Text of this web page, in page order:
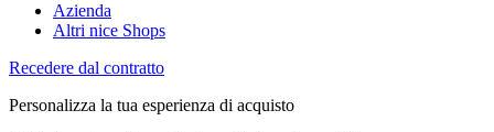
Azienda
Altri nice Shops
Recedere dal contratto
Personalizza la tua esperienza di acquisto